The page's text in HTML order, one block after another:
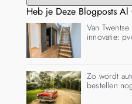
Heb je Deze Blogposts Al
Van
innovatie:
Zo wordt
bestellen